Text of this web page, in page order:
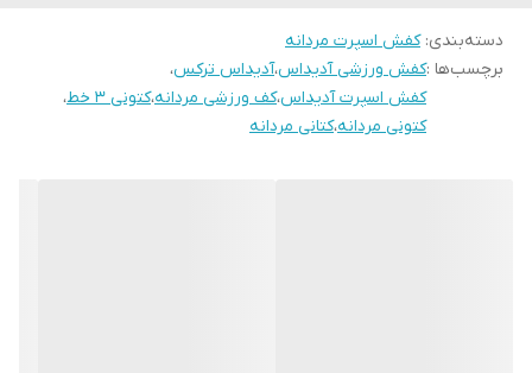
دسته‌بندی:کفش اسپرت مردانه
برچسب‌ها :کفش ورزشی آدیداس،آدیداس ترکس،
کفش اسپرت آدیداس،کف ورزشی مردانه،کتونی ۳ خط
،
کتونی مردانه،کتانی مردانه